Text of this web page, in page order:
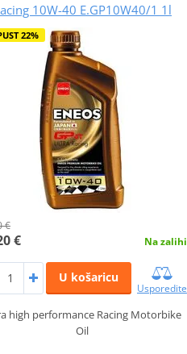
10W-40 E.GP10W40/1 1l
22%
€
€ Na zalihi
U košaricu
Usporedite
high performance Racing Motorbike
Oil